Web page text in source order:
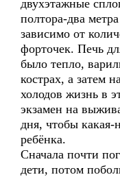
двухэтажные
полтора-два
зависимо от
форточек. Печь
было тепло,
кострах, а затем
холодов жизнь в
экзамен на
дня, чтобы какая-
ребёнка.
Сначала почти
дети, потом